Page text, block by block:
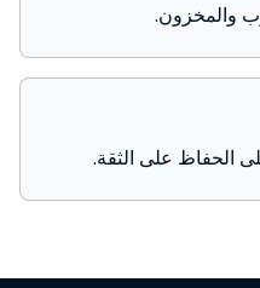
والمخزون.
الحفاظ على الثقة.